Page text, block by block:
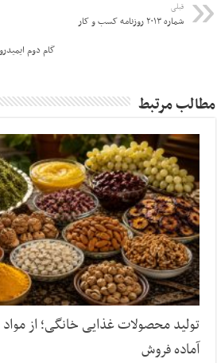
قبلی
شماره ۲۰۱۳ روزنامه کسب و کار
گام دوم
مطالب مرتبط
تولید محصولات غذایی خانگی؛ از
آماده فروش